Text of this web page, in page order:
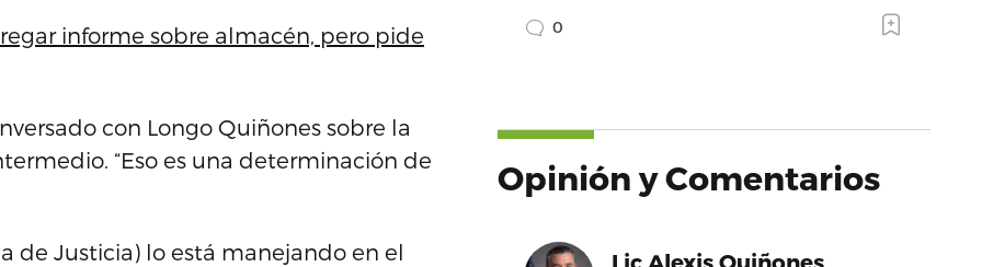
informe sobre almacén, pero pide
con Longo Quiñones sobre la
“Eso es una determinación de
de Justicia) lo está manejando en el
0
Opinión y Comentarios
Lic Alexis Quiñones